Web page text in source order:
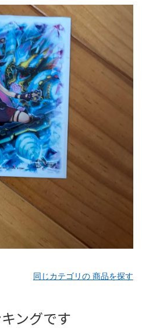
同じカテゴリの 商品を探す
ングです